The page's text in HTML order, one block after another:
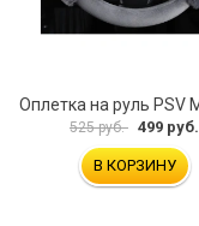
525 руб. 499 руб.
В КОРЗИНУ